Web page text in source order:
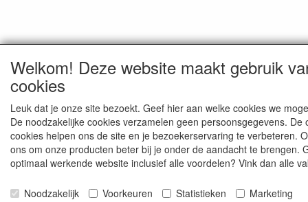
Welkom! Deze website maakt gebruik
cookies
Leuk dat je onze site bezoekt. Geef hier aan welke cookies we
De noodzakelijke cookies verzamelen geen persoonsgegevens. De
cookies helpen ons de site en je bezoekerservaring te verbeteren.
ons om onze producten beter bij je onder de aandacht te brengen.
optimaal werkende website inclusief alle voordelen? Vink dan alle
Noodzakelijk Voorkeuren Statistieken Marketing